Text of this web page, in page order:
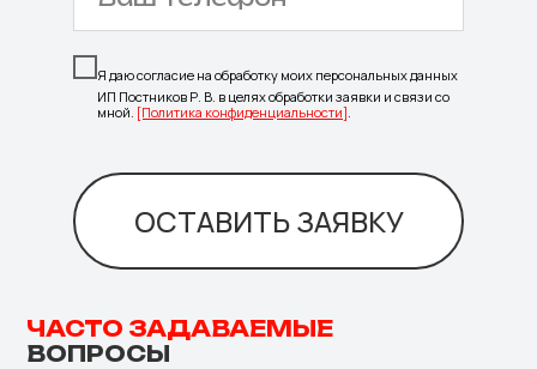
Я даю согласие на обработку моих персональных данных
ИП Постников Р. В. в целях обработки заявки и связи со
мной. [Политика конфиденциальности]
ОСТАВИТЬ ЗАЯВКУ
ЧАСТО ЗАДАВАЕМЫЕ
ВОПРОСЫ